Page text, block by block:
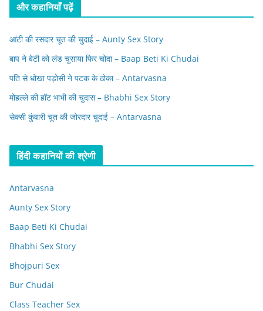
और कहानियाँ पढ़ें
आंटी की रसदार चूत की चुदाई – Aunty Sex Story
बाप ने बेटी को लंड चुसाया फिर चोदा – Baap Beti Ki Chudai
पति से धोखा पड़ोसी ने पटक के ठोका – Antarvasna
मोहल्ले की हॉट भाभी की चुदास – Bhabhi Sex Story
सेक्सी कुंवारी चूत की जोरदार चुदाई – Antarvasna
हिंदी कहानियों की श्रेणी
Antarvasna
Aunty Sex Story
Baap Beti Ki Chudai
Bhabhi Sex Story
Bhojpuri Sex
Bur Chudai
Class Teacher Sex